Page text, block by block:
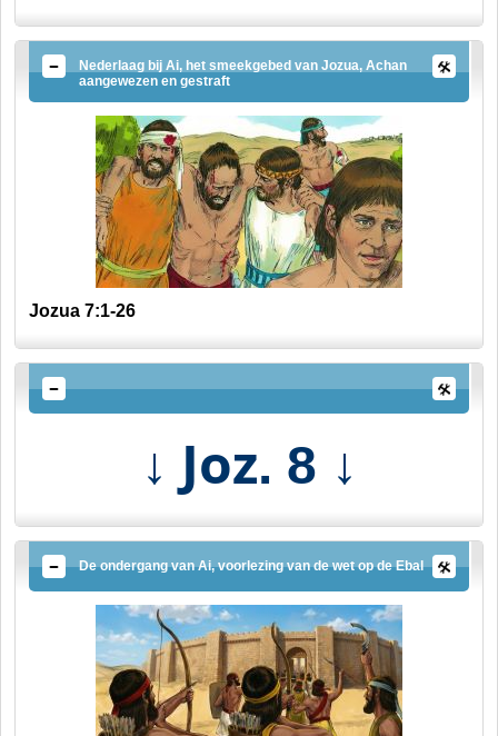
Nederlaag bij Ai, het smeekgebed van Jozua, Achan
aangewezen en gestraft
Jozua 7:1-26
↓ Joz. 8 ↓
De ondergang van Ai, voorlezing van de wet op de Ebal